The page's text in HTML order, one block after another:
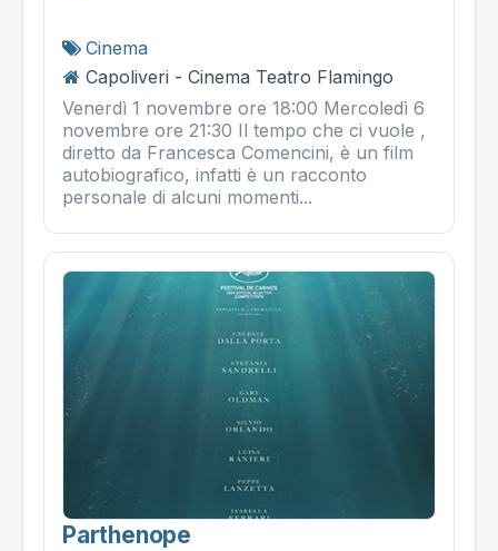
Cinema
Capoliveri - Cinema Teatro Flamingo
Venerdì 1 novembre ore 18:00 Mercoledì 6
novembre ore 21:30 Il tempo che ci vuole ,
diretto da Francesca Comencini, è un film
autobiografico, infatti è un racconto
personale di alcuni momenti...
Parthenope